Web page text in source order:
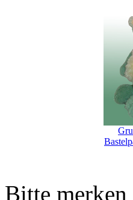
Bitte merken